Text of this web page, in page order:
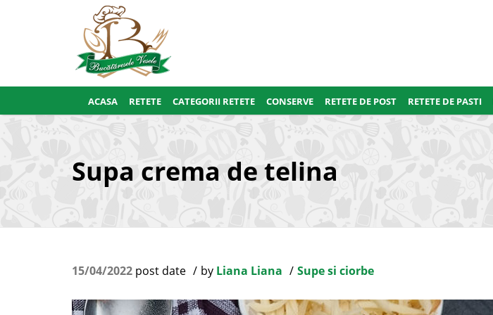
ACASA RETETE CATEGORII RETETE CONSERVE RETETE DE POST RETETE DE PASTI
Supa crema de telina
15/04/2022 post date by Liana Liana Supe si ciorbe